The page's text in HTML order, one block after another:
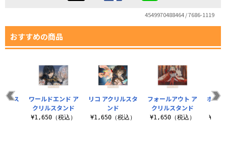
4549970488464 / 7686-1119
おすすめの商品
リコ アクリルスタ
ンド
¥1,650（税込）
フォールアウト ア
クリルスタンド
¥1,650（税込）
ホー
ルス
ワールドエンド ア
クリルスタンド
¥1,650（税込）